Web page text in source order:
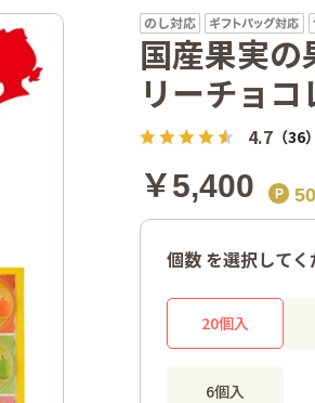
国産果実
リーチョコ
4.7 （36）
個数 を選択してく
20個入
6個入
￥5,400